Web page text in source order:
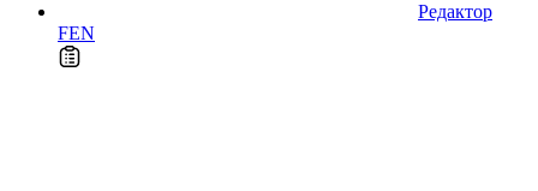
Редактор
FEN